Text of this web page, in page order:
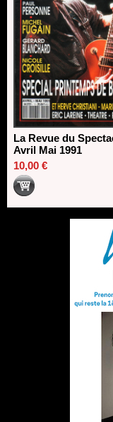
La Revue du
Avril Mai 1991
10,00 €